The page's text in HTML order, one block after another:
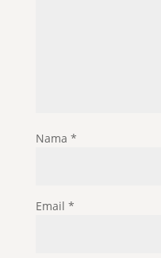
Nama *
Email *